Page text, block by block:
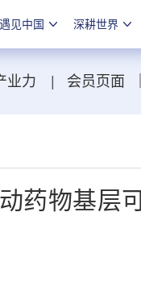
遇见中国 深耕世界
业力 会员页面
药物基层